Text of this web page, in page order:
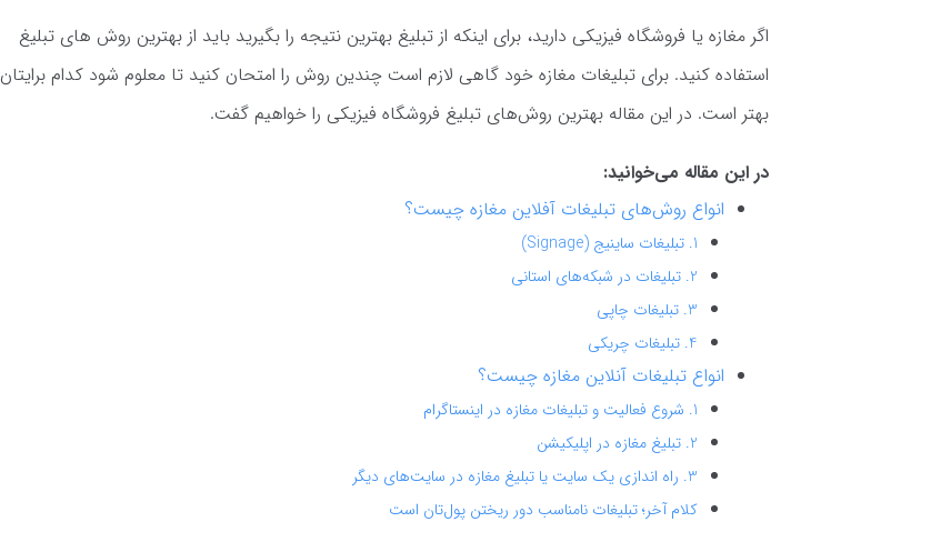
اگر مغازه یا فروشگاه فیزیکی دارید، برای اینکه از تبلیغ بهترین نتیجه را بگیرید باید از بهترین روش های تبلیغ
استفاده کنید. برای تبلیغات مغازه خود گاهی لازم است چندین روش را امتحان کنید تا معلوم شود کدام برایتان
بهتر است. در این مقاله بهترین روش‌های تبلیغ فروشگاه فیزیکی را خواهیم گفت.
در این مقاله می‌خوانید:
انواع روش‌های تبلیغات آفلاین مغازه چیست؟
1. تبلیغات ساینیج (Signage)
2. تبلیغات در شبکه‌های استانی
3. تبلیغات چاپی
4. تبلیغات چریکی
انواع تبلیغات آنلاین مغازه چیست؟
1. شروع فعالیت و تبلیغات مغازه در اینستاگرام
2. تبلیغ مغازه در اپلیکیشن
3. راه اندازی یک سایت یا تبلیغ مغازه در سایت‌های دیگر
کلام آخر؛ تبلیغات نامناسب دور ریختن پول‌تان است